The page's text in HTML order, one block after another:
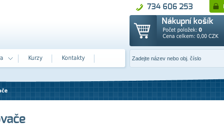
Nákupní košík
Počet položek: 0
Cena celkem: 0,00 CZK
734 606 253
Kurzy Kontakty